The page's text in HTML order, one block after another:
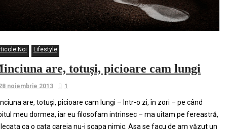
Noi Lifestyle
are, totuși, picioare cam lungi
noiembrie 2013 1
are, totuși, picioare cam lungi – Intr-o zi, în zori – pe când
meu dormea, iar eu filosofam intrinsec – ma uitam pe fereastră,
ca o cata careia nu-i scapa nimic. Asa se facu de am văzut un